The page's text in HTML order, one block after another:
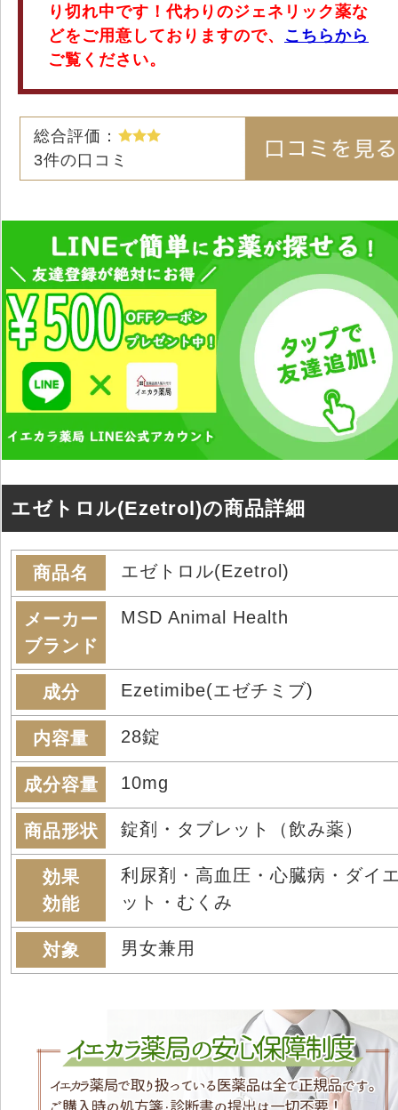
り切れ中です！代わりのジェネリック薬な
どをご用意しておりますので、 こちらから
ご覧ください。
総合評価：
3件の口コミ
エゼトロル(Ezetrol)の商品詳細
商品名 エゼトロル(Ezetrol)
メーカー
ブランド
MSD Animal Health
成分 Ezetimibe(エゼチミブ)
内容量 28錠
成分容量 10mg
商品形状 錠剤・タブレット（飲み薬）
効果
効能
利尿剤・高血圧・心臓病・ダイ
ット・むくみ
対象 男女兼用